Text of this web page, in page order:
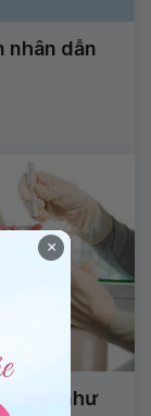
nhân dẫn
xử lý như
×